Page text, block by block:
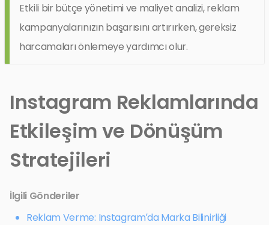
Etkili bir bütçe yönetimi ve maliyet analizi, reklam
kampanyalarınızın başarısını artırırken, gereksiz
harcamaları önlemeye yardımcı olur.
Instagram Reklamlarında
Etkileşim ve Dönüşüm
Stratejileri
İlgili Gönderiler
Reklam Verme: Instagram’da Marka Bilinirliği